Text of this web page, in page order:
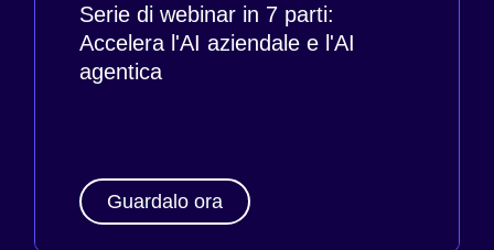
Serie di webinar in 7 parti:
Accelera l'AI aziendale e l'AI
agentica
Guardalo ora